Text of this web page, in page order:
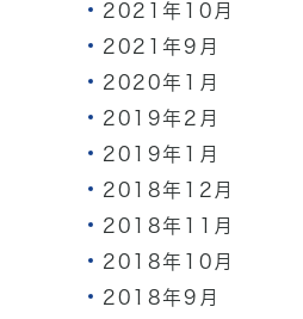
2021年10月
2021年9月
2020年1月
2019年2月
2019年1月
2018年12月
2018年11月
2018年10月
2018年9月